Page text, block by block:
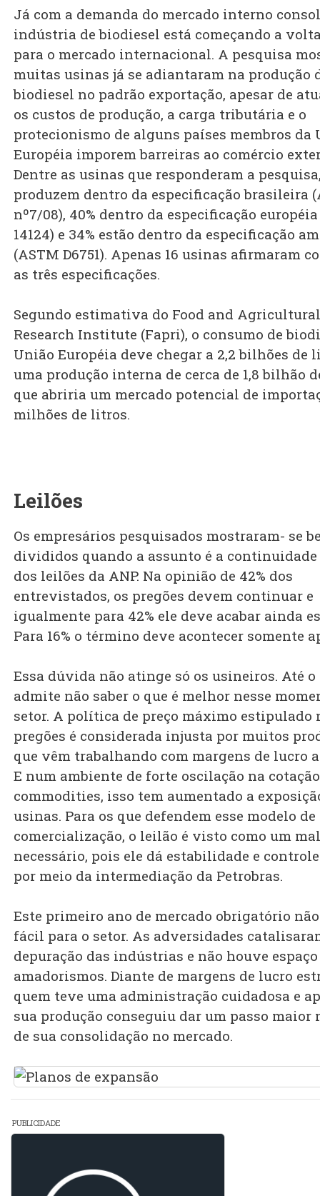
Já com a demanda do mercado interno
indústria de biodiesel está começando a
para o mercado internacional. A pesquisa
muitas usinas já se adiantaram na produção
biodiesel no padrão exportação, apesar de
os custos de produção, a carga tributária e o
protecionismo de alguns países membros da
Européia imporem barreiras ao comércio
Dentre as usinas que responderam a
produzem dentro da especificação brasileira
nº7/08), 40% dentro da especificação européia
14124) e 34% estão dentro da especificação
(ASTM D6751). Apenas 16 usinas afirmaram
as três especificações.
Segundo estimativa do Food and
Research Institute (Fapri), o consumo de
União Européia deve chegar a 2,2 bilhões de
uma produção interna de cerca de 1,8 bilhão
que abriria um mercado potencial de
milhões de litros.
Leilões
Os empresários pesquisados mostraram- se
divididos quando a assunto é a
dos leilões da ANP. Na opinião de 42% dos
entrevistados, os pregões devem continuar e
igualmente para 42% ele deve acabar ainda
Para 16% o término deve acontecer somente
Essa dúvida não atinge só os usineiros. Até
admite não saber o que é melhor nesse
setor. A política de preço máximo estipulado
pregões é considerada injusta por muitos
que vêm trabalhando com margens de lucro
E num ambiente de forte oscilação na
commodities, isso tem aumentado a
usinas. Para os que defendem esse modelo de
comercialização, o leilão é visto como um mal
necessário, pois ele dá estabilidade e
por meio da intermediação da Petrobras.
Este primeiro ano de mercado obrigatório
fácil para o setor. As adversidades
depuração das indústrias e não houve
amadorismos. Diante de margens de lucro
quem teve uma administração cuidadosa e
sua produção conseguiu dar um passo maior
de sua consolidação no mercado.
PUBLICIDADE